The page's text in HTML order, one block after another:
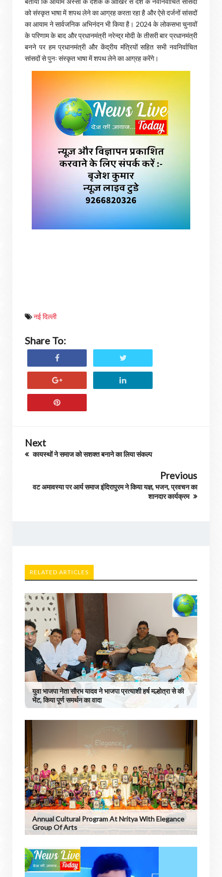
को संस्कृत भाषा में शपथ लेने का आग्रह करता रहा है और ऐसे दर्जनों सांसदों
का आयाम ने सार्वजनिक अभिनंदन भी किया है। 2024 के लोकसभा चुनावों
के परिणाम के बाद और प्रधानमंत्री नरेन्द्र मोदी के तीसरी बार प्रधानमंत्री
बनने पर हम प्रधानमंत्री और केंद्रीय मंत्रियों सहित सभी नवनिर्वाचित
सांसदों से पुनः संस्कृत भाषा में शपथ लेने का आग्रह करेंगे।
नई दिल्ली
Share To:
Next
कायस्थों ने समाज को सशक्त बनाने का लिया संकल्प
Previous
वट अमावस्या पर आर्य समाज इंदिरापुरम ने किया यज्ञ, भजन, प्रवचन का
शानदार कार्यक्रम
RELATED ARTICLES
युवा भाजपा नेता सौरभ यादव ने भाजपा प्रत्याशी हर्ष मल्होत्रा से की
भेंट, किया पूर्ण समर्थन का वादा
Annual Cultural Program At Nritya With Elegance
Group Of Arts